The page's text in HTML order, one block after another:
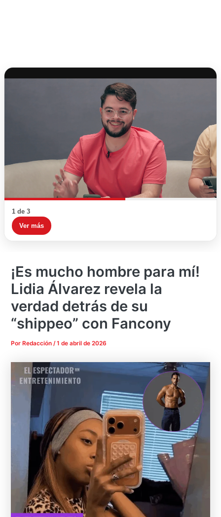
1 de 3
Ver más
¡Es mucho hombre para mí!
Lidia Álvarez revela la
verdad detrás de su
“shippeo” con Fancony
Por Redacción/1 de abril de 2026